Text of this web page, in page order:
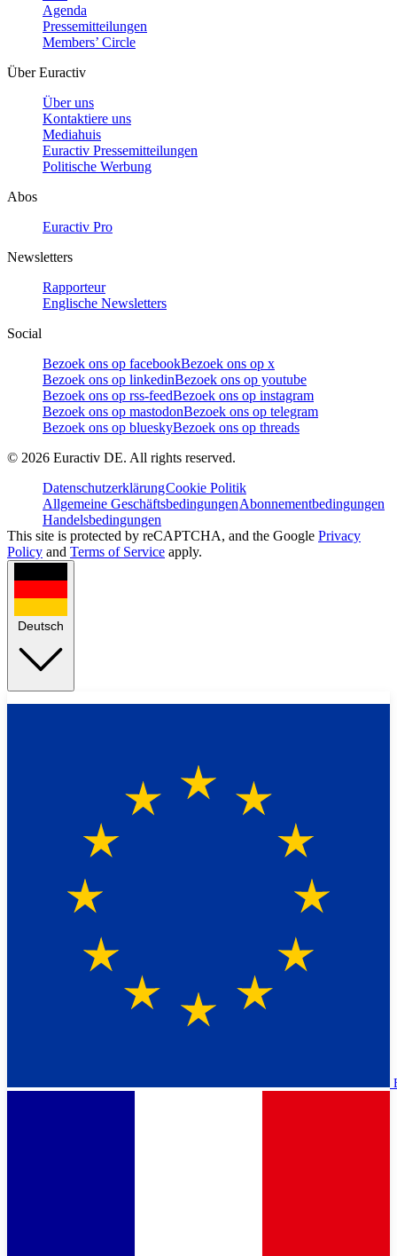
Agenda
Pressemitteilungen
Members’ Circle
Über Euractiv
Über uns
Kontaktiere uns
Mediahuis
Euractiv Pressemitteilungen
Politische Werbung
Abos
Euractiv Pro
Newsletters
Rapporteur
Englische Newsletters
Social
Bezoek ons op facebookBezoek ons op x
Bezoek ons op linkedinBezoek ons op youtube
Bezoek ons op rss-feedBezoek ons op instagram
Bezoek ons op mastodonBezoek ons op telegram
Bezoek ons op blueskyBezoek ons op threads
© 2026 Euractiv DE. All rights reserved.
DatenschutzerklärungCookie Politik
Allgemeine GeschäftsbedingungenAbonnementbedingungen
Handelsbedingungen
This site is protected by reCAPTCHA, and the Google Privacy
Policy and Terms of Service apply.
Deutsch